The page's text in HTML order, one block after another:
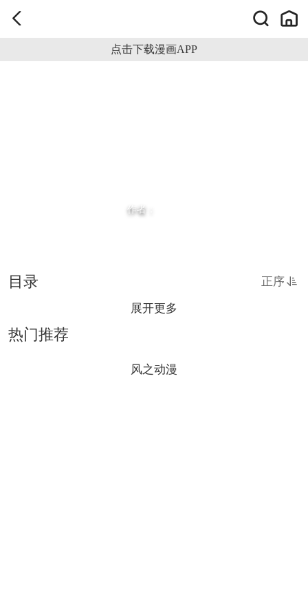
点击下载漫画APP
作者：
目录 正序
展开更多
热门推荐
风之动漫